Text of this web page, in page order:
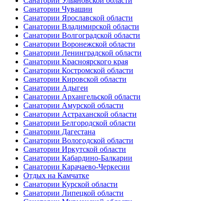
Санатории Чувашии
Санатории Ярославской области
Санатории Владимирской области
Санатории Волгоградской области
Санатории Воронежской области
Санатории Ленинградской области
Санатории Красноярского края
Санатории Костромской области
Санатории Кировской области
Санатории Адыгеи
Санатории Архангельской области
Санатории Амурской области
Санатории Астраханской области
Санатории Белгородской области
Санатории Дагестана
Санатории Вологодской области
Санатории Иркутской области
Санатории Кабардино-Балкарии
Санатории Карачаево-Черкесии
Отдых на Камчатке
Санатории Курской области
Санатории Липецкой области